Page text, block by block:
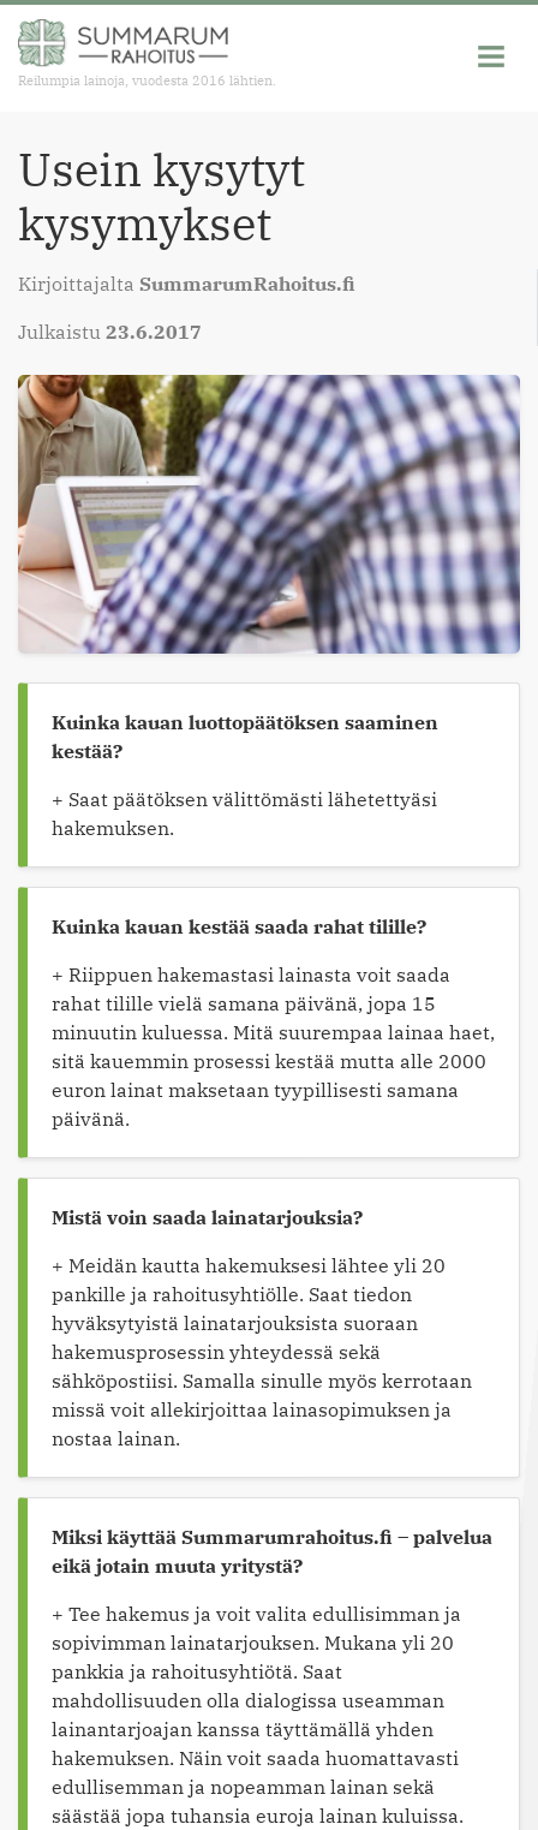
Reilumpia lainoja, vuodesta 2016 lähtien.
Usein kysytyt
kysymykset
Kirjoittajalta SummarumRahoitus.fi
Julkaistu 23.6.2017
Kuinka kauan luottopäätöksen saaminen
kestää?
+ Saat päätöksen välittömästi lähetettyäsi
hakemuksen.
Kuinka kauan kestää saada rahat tilille?
+ Riippuen hakemastasi lainasta voit saada
rahat tilille vielä samana päivänä, jopa 15
minuutin kuluessa. Mitä suurempaa lainaa haet,
sitä kauemmin prosessi kestää mutta alle 2000
euron lainat maksetaan tyypillisesti samana
päivänä.
Mistä voin saada lainatarjouksia?
+ Meidän kautta hakemuksesi lähtee yli 20
pankille ja rahoitusyhtiölle. Saat tiedon
hyväksytyistä lainatarjouksista suoraan
hakemusprosessin yhteydessä sekä
sähköpostiisi. Samalla sinulle myös kerrotaan
missä voit allekirjoittaa lainasopimuksen ja
nostaa lainan.
Miksi käyttää Summarumrahoitus.fi – palvelua
eikä jotain muuta yritystä?
+ Tee hakemus ja voit valita edullisimman ja
sopivimman lainatarjouksen. Mukana yli 20
pankkia ja rahoitusyhtiötä. Saat
mahdollisuuden olla dialogissa useamman
lainantarjoajan kanssa täyttämällä yhden
hakemuksen. Näin voit saada huomattavasti
edullisemman ja nopeamman lainan sekä
säästää jopa tuhansia euroja lainan kuluissa.